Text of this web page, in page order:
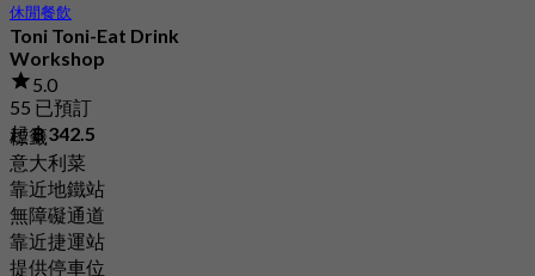
休閒餐飲
Toni Toni-Eat Drink
Workshop
5.0
55 已預訂
起฿ 342.5
標籤
意大利菜
靠近地鐵站
無障礙通道
靠近捷運站
提供停車位